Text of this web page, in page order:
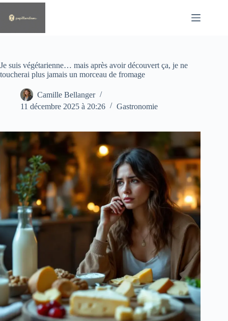
Passer
contenu
Je suis végétarienne… mais après avoir découvert ça, je ne
toucherai plus jamais un morceau de fromage
Camille Bellanger
11 décembre 2025 à 20:26
Gastronomie